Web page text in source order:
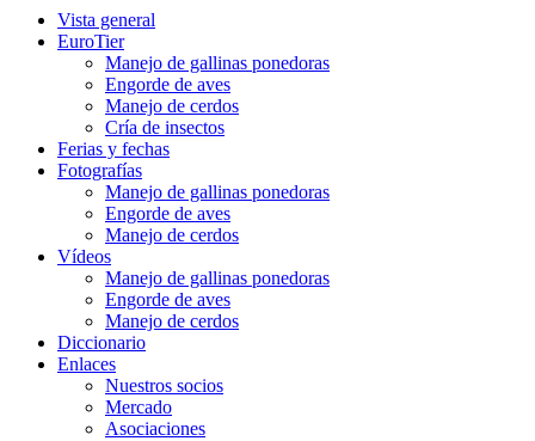
Vista general
EuroTier
Manejo de gallinas ponedoras
Engorde de aves
Manejo de cerdos
Cría de insectos
Ferias y fechas
Fotografías
Manejo de gallinas ponedoras
Engorde de aves
Manejo de cerdos
Vídeos
Manejo de gallinas ponedoras
Engorde de aves
Manejo de cerdos
Diccionario
Enlaces
Nuestros socios
Mercado
Asociaciones